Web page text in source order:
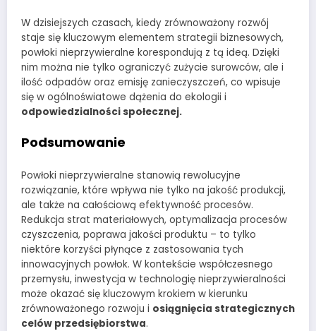
W dzisiejszych czasach, kiedy zrównoważony rozwój
staje się kluczowym elementem strategii biznesowych,
powłoki nieprzywieralne korespondują z tą ideą. Dzięki
nim można nie tylko ograniczyć zużycie surowców, ale i
ilość odpadów oraz emisję zanieczyszczeń, co wpisuje
się w ogólnoświatowe dążenia do ekologii i
odpowiedzialności społecznej.
Podsumowanie
Powłoki nieprzywieralne stanowią rewolucyjne
rozwiązanie, które wpływa nie tylko na jakość produkcji,
ale także na całościową efektywność procesów.
Redukcja strat materiałowych, optymalizacja procesów
czyszczenia, poprawa jakości produktu – to tylko
niektóre korzyści płynące z zastosowania tych
innowacyjnych powłok. W kontekście współczesnego
przemysłu, inwestycja w technologię nieprzywieralności
może okazać się kluczowym krokiem w kierunku
zrównoważonego rozwoju i osiągnięcia strategicznych
celów przedsiębiorstwa.